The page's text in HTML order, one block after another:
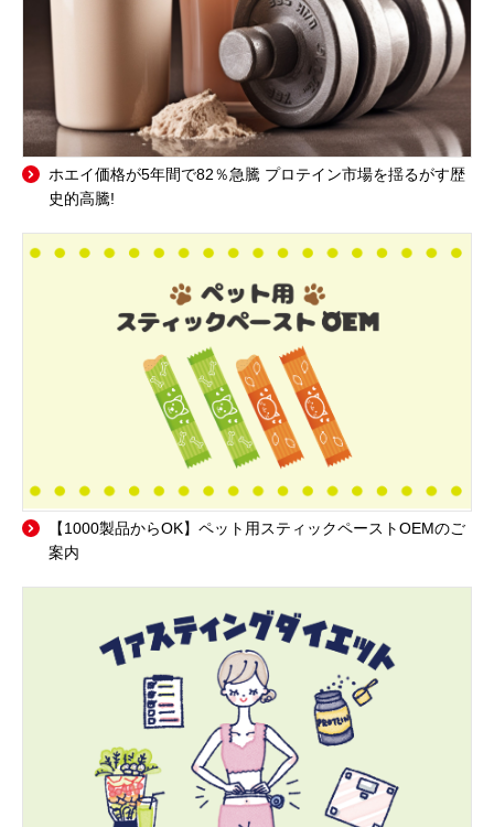
ホエイ価格が5年間で82％急騰 プロテイン市場を揺るがす歴
史的高騰!
【1000製品からOK】ペット用スティックペーストOEMのご
案内